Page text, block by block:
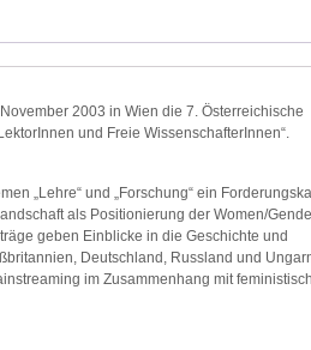
2003 in Wien die 7. Österreichische
und Freie WissenschafterInnen“.
„Lehre“ und „Forschung“ ein
als Positionierung der Women/
geben Einblicke in die Geschichte und
Deutschland, Russland und
im Zusammenhang mit